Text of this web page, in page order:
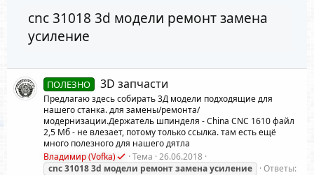
cnc 31018 3d модели ремонт замена
усиление
ПОЛЕЗНО 3D запчасти
Предлагаю здесь собирать 3Д модели подходящие для
нашего станка. для замены/ремонта/
модернизации.Держатель шпинделя - China CNC 1610 файл
2,5 Мб - не влезает, потому только ссылка. там есть ещё
много полезного для нашего дятла
Владимир (Vofka)
Тема 26.06.2018
cnc310183d модели ремонтзаменаусиление
Ответы: